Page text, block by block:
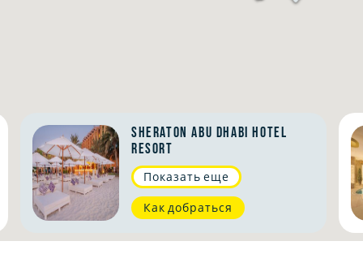
Sheraton Abu Dhabi Hotel
Resort
Показать еще
Как добраться